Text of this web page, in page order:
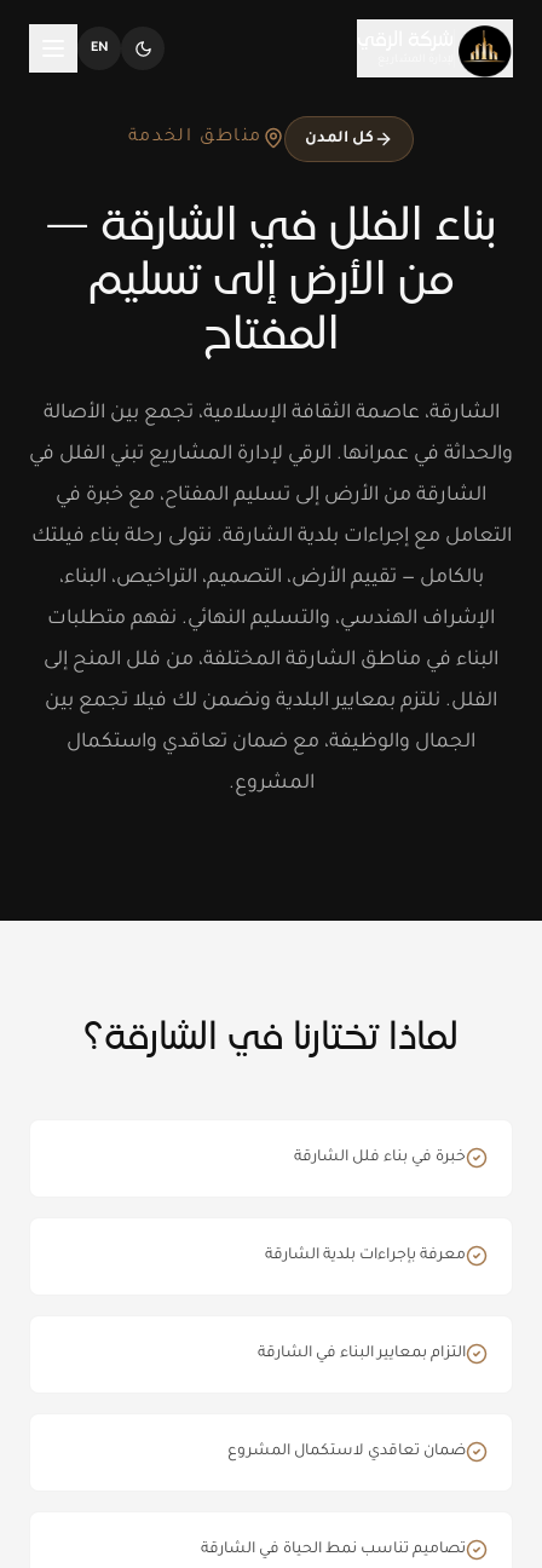
EN
كل المدن مناطق الخدمة
بناء الفلل في الشارقة —
من الأرض إلى تسليم
المفتاح
الشارقة، عاصمة الثقافة الإسلامية، تجمع بين الأصالة
والحداثة في عمرانها. الرقي لإدارة المشاريع تبني الفلل في
الشارقة من الأرض إلى تسليم المفتاح، مع خبرة في
التعامل مع إجراءات بلدية الشارقة. نتولى رحلة بناء فيلتك
بالكامل — تقييم الأرض، التصميم، التراخيص، البناء،
الإشراف الهندسي، والتسليم النهائي. نفهم متطلبات
البناء في مناطق الشارقة المختلفة، من فلل المنح إلى
الفلل. نلتزم بمعايير البلدية ونضمن لك فيلا تجمع بين
الجمال والوظيفة، مع ضمان تعاقدي واستكمال
المشروع.
لماذا تختارنا في الشارقة؟
خبرة في بناء فلل الشارقة
معرفة بإجراءات بلدية الشارقة
التزام بمعايير البناء في الشارقة
ضمان تعاقدي لاستكمال المشروع
تصاميم تناسب نمط الحياة في الشارقة